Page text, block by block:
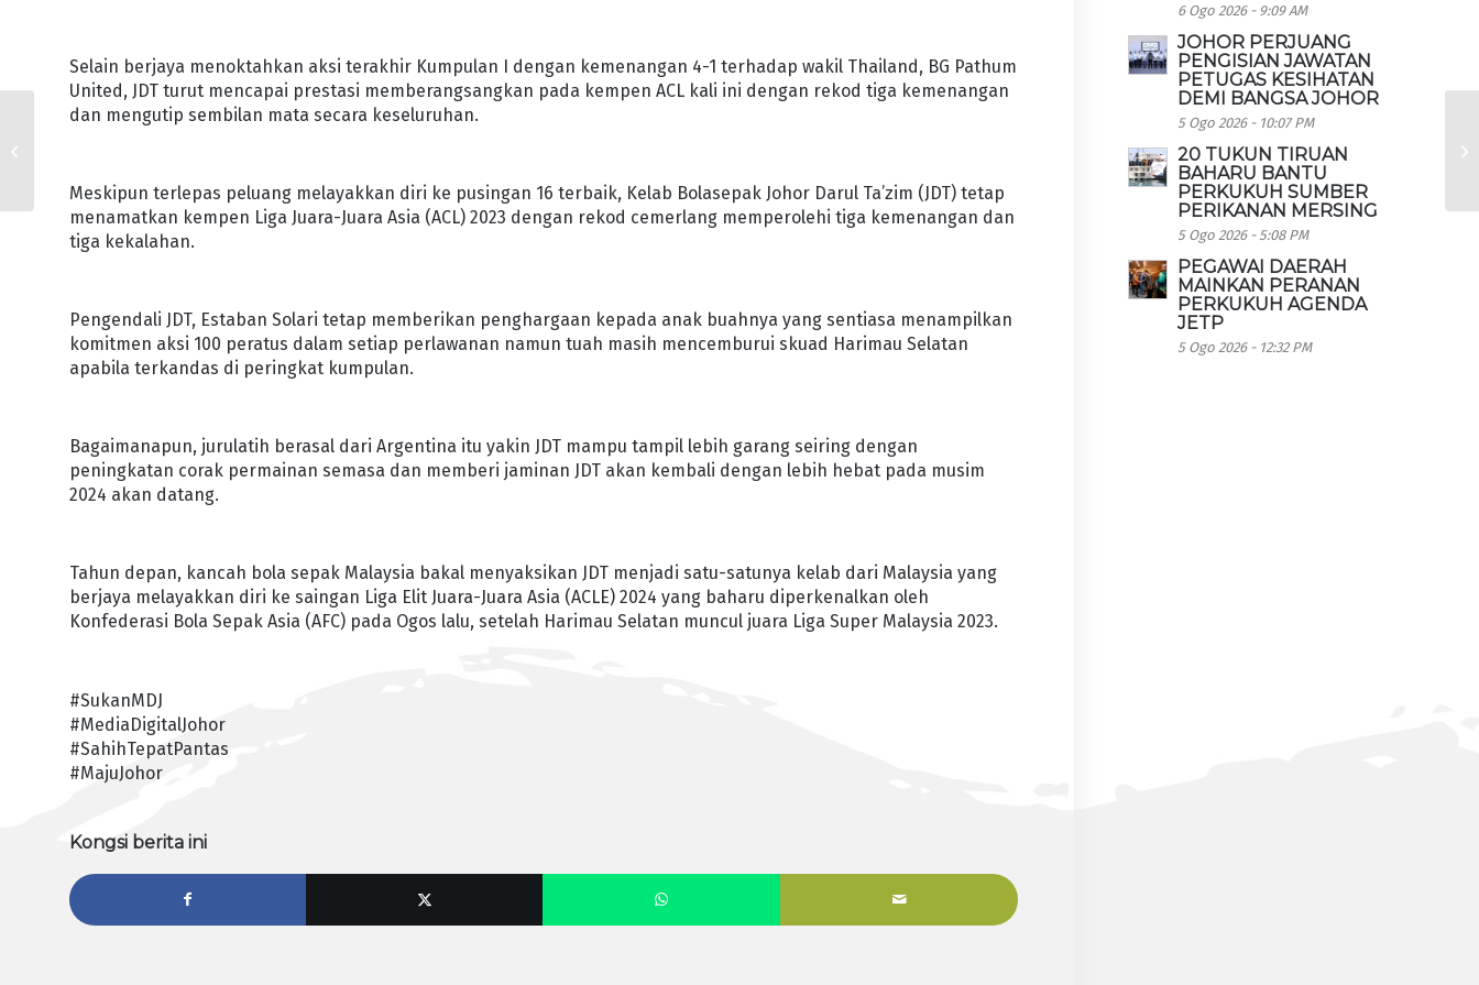
Selain berjaya menoktahkan aksi terakhir Kumpulan I dengan kemenangan 4-1 terhadap wakil Thailand, BG Pathum
United, JDT turut mencapai prestasi memberangsangkan pada kempen ACL kali ini dengan rekod tiga kemenangan
dan mengutip sembilan mata secara keseluruhan.
Meskipun terlepas peluang melayakkan diri ke pusingan 16 terbaik, Kelab Bolasepak Johor Darul Ta’zim (JDT) tetap
menamatkan kempen Liga Juara-Juara Asia (ACL) 2023 dengan rekod cemerlang memperolehi tiga kemenangan dan
tiga kekalahan.
Pengendali JDT, Estaban Solari tetap memberikan penghargaan kepada anak buahnya yang sentiasa menampilkan
komitmen aksi 100 peratus dalam setiap perlawanan namun tuah masih mencemburui skuad Harimau Selatan
apabila terkandas di peringkat kumpulan.
Bagaimanapun, jurulatih berasal dari Argentina itu yakin JDT mampu tampil lebih garang seiring dengan
peningkatan corak permainan semasa dan memberi jaminan JDT akan kembali dengan lebih hebat pada musim
2024 akan datang.
Tahun depan, kancah bola sepak Malaysia bakal menyaksikan JDT menjadi satu-satunya kelab dari Malaysia yang
berjaya melayakkan diri ke saingan Liga Elit Juara-Juara Asia (ACLE) 2024 yang baharu diperkenalkan oleh
Konfederasi Bola Sepak Asia (AFC) pada Ogos lalu, setelah Harimau Selatan muncul juara Liga Super Malaysia 2023.
#SukanMDJ
#MediaDigitalJohor
#SahihTepatPantas
#MajuJohor
Kongsi berita ini
6 Ogo 2026 - 9:09 AM
JOHOR PERJUANG
PENGISIAN JAWATAN
PETUGAS KESIHATAN
DEMI BANGSA JOHOR
5 Ogo 2026 - 10:07 PM
20 TUKUN TIRUAN
BAHARU BANTU
PERKUKUH SUMBER
PERIKANAN MERSING
5 Ogo 2026 - 5:08 PM
PEGAWAI DAERAH
MAINKAN PERANAN
PERKUKUH AGENDA
JETP
5 Ogo 2026 - 12:32 PM
HAMPIR 2,000
SERTAI SOUTHERN
VOLUNTEERS